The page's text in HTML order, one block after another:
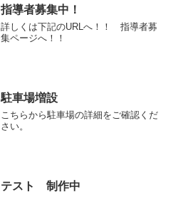
トランポリンがあります。新しい技の
挑戦や、試合に向けての練習などに
ご...
指導者募集中！
詳しくは下記のURLへ！！ 指導者募
集ページへ！！
駐車場増設
こちらから駐車場の詳細をご確認くだ
さい。
テスト 制作中